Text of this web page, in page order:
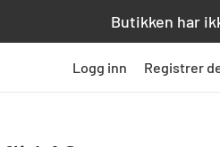
Butikken har
Logg inn Registrer